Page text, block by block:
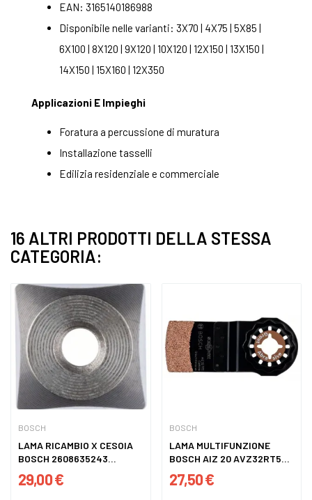
EAN: 3165140186988
Disponibile nelle varianti: 3X70 | 4X75 | 5X85 |
6X100 | 8X120 | 9X120 | 10X120 | 12X150 | 13X150 |
14X150 | 15X160 | 12X350
Applicazioni E Impieghi
Foratura a percussione di muratura
Installazione tasselli
Edilizia residenziale e commerciale
16 ALTRI PRODOTTI DELLA STESSA
CATEGORIA:
BOSCH
LAMA RICAMBIO X CESOIA
BOSCH 2608635243...
29,00 €
BOSCH
LAMA MULTIFUNZIONE
BOSCH AIZ 20 AVZ32RT5...
27,50 €